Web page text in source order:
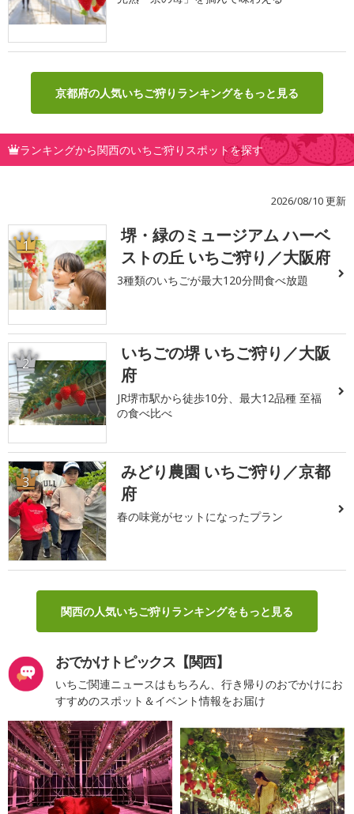
京都府の人気いちご狩りランキングをもっと見る
ランキングから関西のいちご狩りスポットを探す
2026/08/10 更新
1
堺・緑のミュージアム ハーベ
ストの丘 いちご狩り／大阪府
3種類のいちごが最大120分間食べ放題
2
いちごの堺 いちご狩り／大阪
府
JR堺市駅から徒歩10分、最大12品種 至福
の食べ比べ
3
みどり農園 いちご狩り／京都
府
春の味覚がセットになったプラン
関西の人気いちご狩りランキングをもっと見る
おでかけトピックス【関西】
いちご関連ニュースはもちろん、行き帰りのおでかけにお
すすめのスポット＆イベント情報をお届け